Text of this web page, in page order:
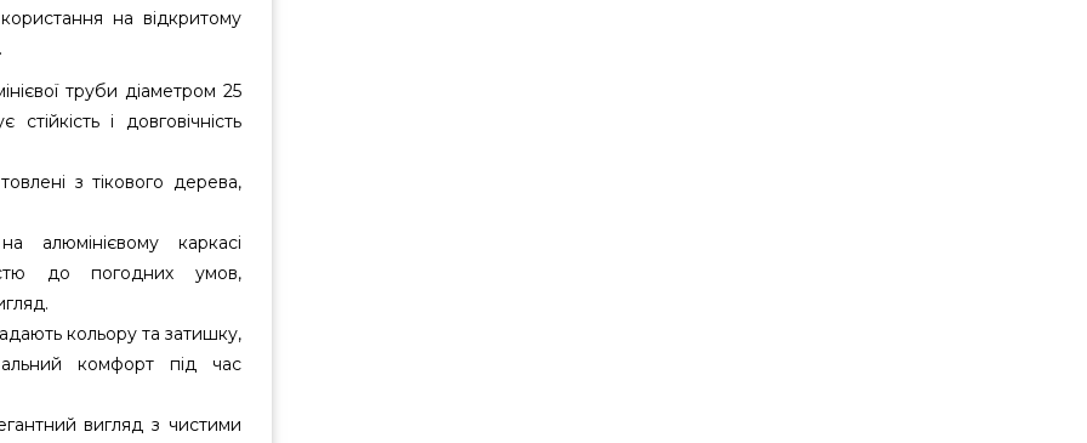
на відкритому
труби діаметром 25
і довговічність
з тікового дерева,
каркасі
до погодних умов,
кольору та затишку,
комфорт під час
вигляд з чистими